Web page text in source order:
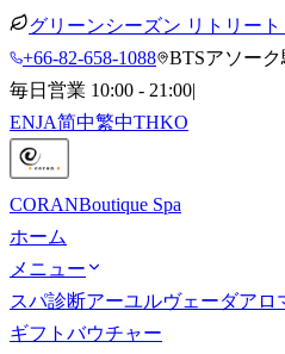
グリーンシーズン リトリー
+66-82-658-1088
BTSアソー
毎日営業 10:00 - 21:00|
ENJA简中繁中THKO
CORANBoutique Spa
ホーム
メニュー
スパ診断アーユルヴェーダアロ
ギフトバウチャー